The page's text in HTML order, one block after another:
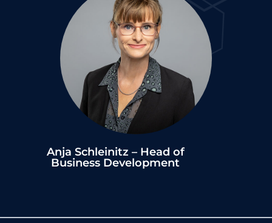
Anja Schleinitz – Head of
Business Development